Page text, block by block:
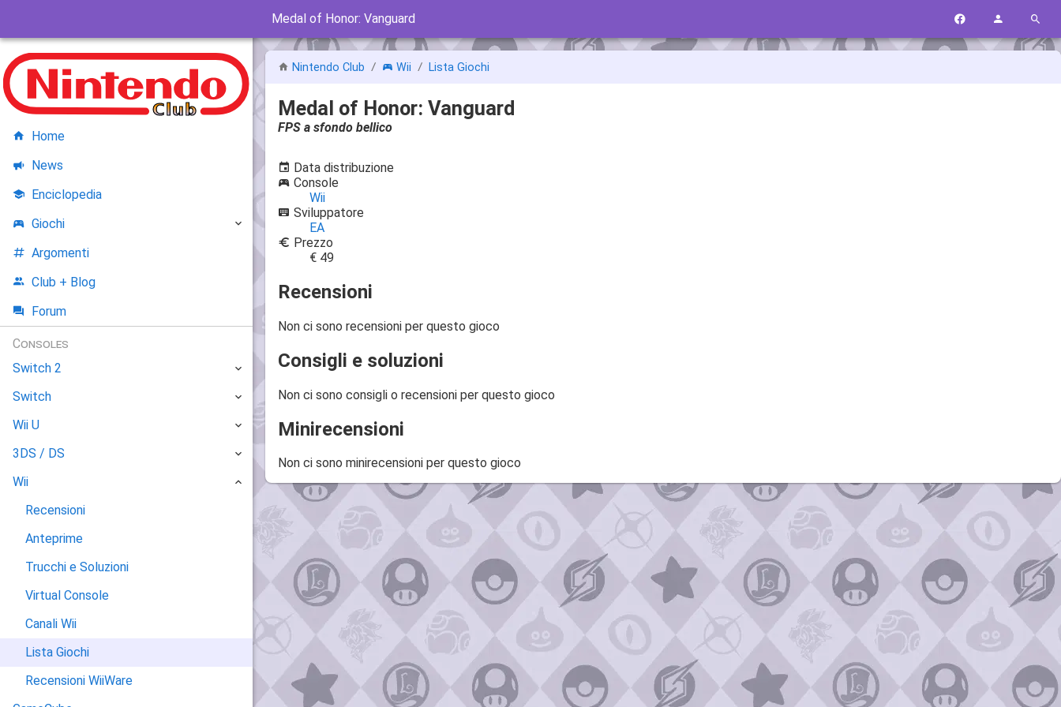
Medal of Honor: Vanguard
Nintendo Club Wii Lista Giochi
Medal of Honor: Vanguard
FPS a sfondo bellico
Data distribuzione
Console
Wii
Sviluppatore
EA
Prezzo
€ 49
Recensioni
Non ci sono recensioni per questo gioco
Consigli e soluzioni
Non ci sono consigli o recensioni per questo gioco
Minirecensioni
Non ci sono minirecensioni per questo gioco
Home
News
Enciclopedia
Giochi
Argomenti
Club + Blog
Forum
Consoles
Switch 2
Switch
Wii U
3DS / DS
Wii
Recensioni
Anteprime
Trucchi e Soluzioni
Virtual Console
Canali Wii
Lista Giochi
Recensioni WiiWare